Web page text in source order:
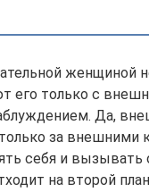
женщиной
его только с
Да,
за внешними
себя и вызывать
на второй